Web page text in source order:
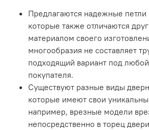
Предлагаются надежные петли
которые также отличаются
материалом своего
многообразия не составляет
подходящий вариант под
покупателя.
Существуют разные виды
которые имеют свои
например, врезные модели
непосредственно в торец